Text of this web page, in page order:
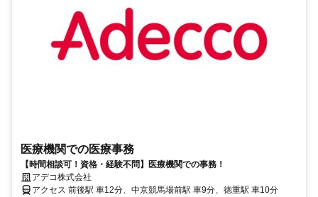
医療機関での医療事務
【時間相談可！資格・経験不問】医療機関での事務！
アデコ株式会社
アクセス 前後駅 車12分、中京競馬場前駅 車9分、徳重駅 車10分